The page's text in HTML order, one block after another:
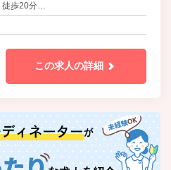
徒歩20分
前駅よりバス（5分） 徒歩2分
この求人の詳細